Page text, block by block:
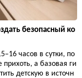
безопасный ко
часов в сутки, по
а базовая ги
детскую в источн